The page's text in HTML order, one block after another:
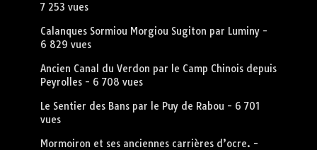
7 253 vues
Calanques Sormiou Morgiou Sugiton par Luminy-
6 829 vues
Ancien Canal du Verdon par le Camp Chinois depuis
Peyrolles- 6 708 vues
Le Sentier des Bans par le Puy de Rabou - 6 701
vues
Mormoiron et ses anciennes carrières d’ocre. -